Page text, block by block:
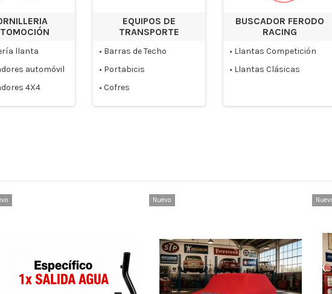
llanta
automóvil
4X4
EQUIPOS DE
TRANSPORTE
• Barras de Techo
• Portabicis
• Cofres
BUSCADOR FERODO
RACING
• Llantas Competición
• Llantas Clásicas
Nuevo